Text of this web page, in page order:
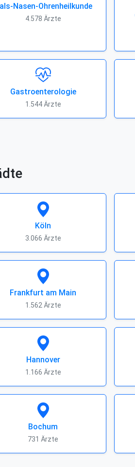
Nasen-Ohrenheilkunde
4.578 Ärzte
Gastroenterologie
1.544 Ärzte
Köln
3.066 Ärzte
Frankfurt am Main
1.562 Ärzte
Hannover
1.166 Ärzte
Bochum
731 Ärzte